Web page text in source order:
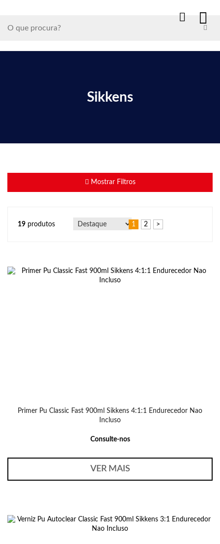
Sikkens
Mostrar Filtros
19 produtos 1 2 >
Primer Pu Classic Fast 900ml Sikkens 4:1:1 Endurecedor Nao
Incluso
Consulte-nos
VER MAIS